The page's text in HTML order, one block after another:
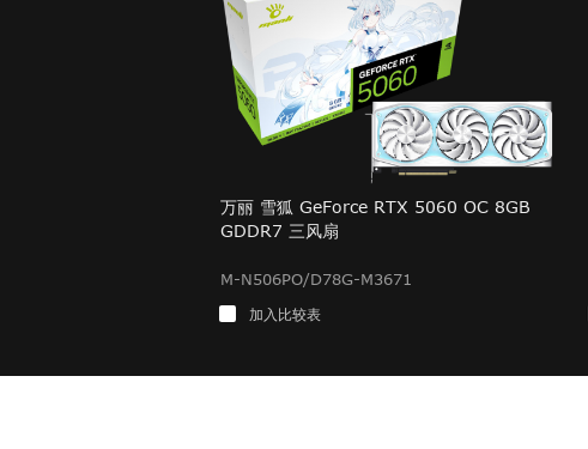
万丽 雪狐 GeForce RTX 5060 OC 8GB
GDDR7 三风扇
M-N506PO/D78G-M3671
加入比较表